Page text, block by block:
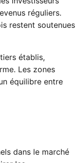
réguliers.
restent soutenues
établis,
Les zones
équilibre entre
dans le marché